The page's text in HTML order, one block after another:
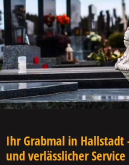
Ihr Grabmal in Hallstadt
und verlässlicher Service